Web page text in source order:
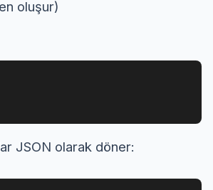
oluşur)
JSON olarak döner: